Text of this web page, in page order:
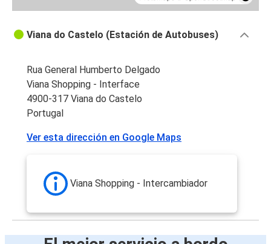
Viana do Castelo (Estación de Autobuses)
Rua General Humberto Delgado
Viana Shopping - Interface
4900-317 Viana do Castelo
Portugal
Ver esta dirección en Google Maps
Viana Shopping - Intercambiador